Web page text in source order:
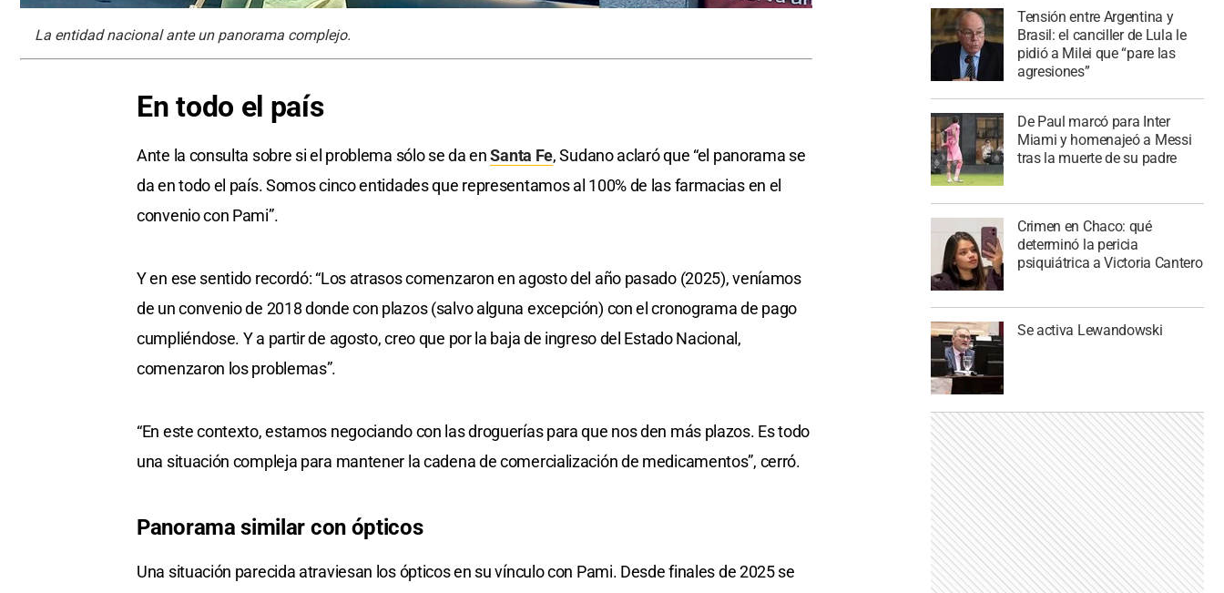
La entidad nacional ante un panorama complejo.
En todo el país
Ante la consulta sobre si el problema sólo se da enSanta Fe, Sudano aclaró que “el panorama se
da en todo el país. Somos cinco entidades que representamos al 100% de las farmacias en el
convenio con Pami”.
Y en ese sentido recordó: “Los atrasos comenzaron en agosto del año pasado (2025), veníamos
de un convenio de 2018 donde con plazos (salvo alguna excepción) con el cronograma de pago
cumpliéndose. Y a partir de agosto, creo que por la baja de ingreso del Estado Nacional,
comenzaron los problemas”.
“En este contexto, estamos negociando con las droguerías para que nos den más plazos. Es todo
una situación compleja para mantener la cadena de comercialización de medicamentos”, cerró.
Panorama similar con ópticos
Una situación parecida atraviesan los ópticos en su vínculo con Pami. Desde finales de 2025 se
Tensión entre Argentina y
Brasil: el canciller de Lula le
pidió a Milei que “pare las
agresiones”
De Paul marcó para Inter
Miami y homenajeó a Messi
tras la muerte de su padre
Crimen en Chaco: qué
determinó la pericia
psiquiátrica a Victoria Cantero
Se activa Lewandowski